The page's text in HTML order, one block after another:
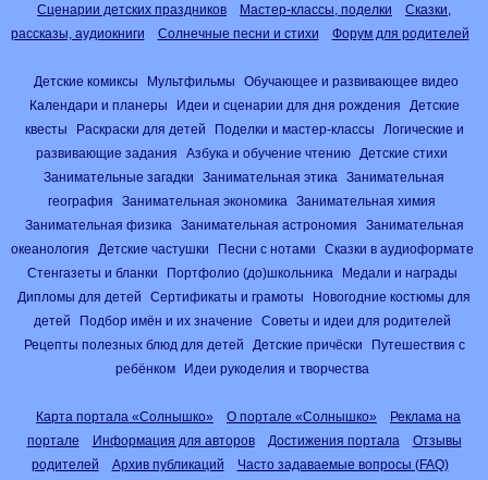
Сценарии детских праздников
Мастер-классы, поделки
Сказки,
рассказы, аудиокниги
Солнечные песни и стихи Форум для родителей
Детские комиксы Мультфильмы
Обучающее и развивающее видео
Календари и планеры
Идеи и сценарии для дня рождения
Детские
квесты
Раскраски для детей Поделки и мастер-классы
Логические и
развивающие задания
Азбука и обучение чтению
Детские стихи
Занимательные загадки
Занимательная этика
Занимательная
география
Занимательная экономика
Занимательная химия
Занимательная физика
Занимательная астрономия
Занимательная
океанология
Детские частушки Песни с нотами
Сказки в аудиоформате
Стенгазеты и бланки
Портфолио (до)школьника
Медали и награды
Дипломы для детей
Сертификаты и грамоты
Новогодние костюмы для
детей
Подбор имён и их значение
Советы и идеи для родителей
Рецепты полезных блюд для детей
Детские причёски
Путешествия с
ребёнком
Идеи рукоделия и творчества
Карта портала «Солнышко» О портале «Солнышко»
Реклама на
портале
Информация для авторов Достижения портала
Отзывы
родителей
Архив публикаций
Часто задаваемые вопросы (FAQ)